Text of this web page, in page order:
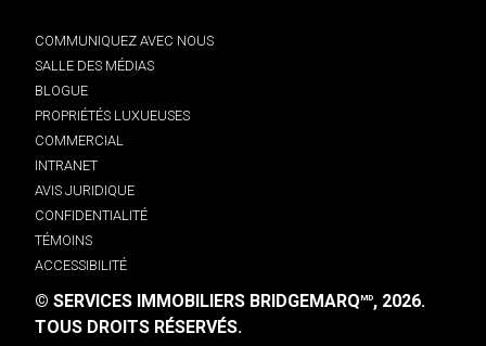
COMMUNIQUEZ AVEC NOUS
SALLE DES MÉDIAS
BLOGUE
PROPRIÉTÉS LUXUEUSES
COMMERCIAL
INTRANET
AVIS JURIDIQUE
CONFIDENTIALITÉ
TÉMOINS
ACCESSIBILITÉ
© SERVICES IMMOBILIERS BRIDGEMARQMD, 2026.
TOUS DROITS RÉSERVÉS.